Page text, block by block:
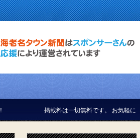
料は一切無料です。 お気軽にお問い合せください。